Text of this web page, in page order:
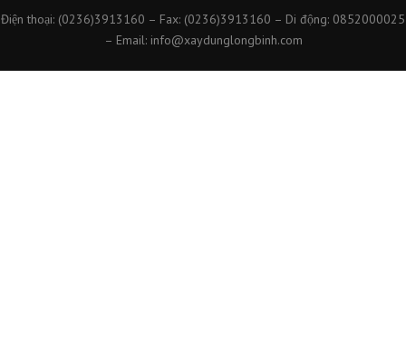
Điện thoại: (0236)3913160 – Fax: (0236)3913160 – Di động: 0852000025
– Email: info@xaydunglongbinh.com